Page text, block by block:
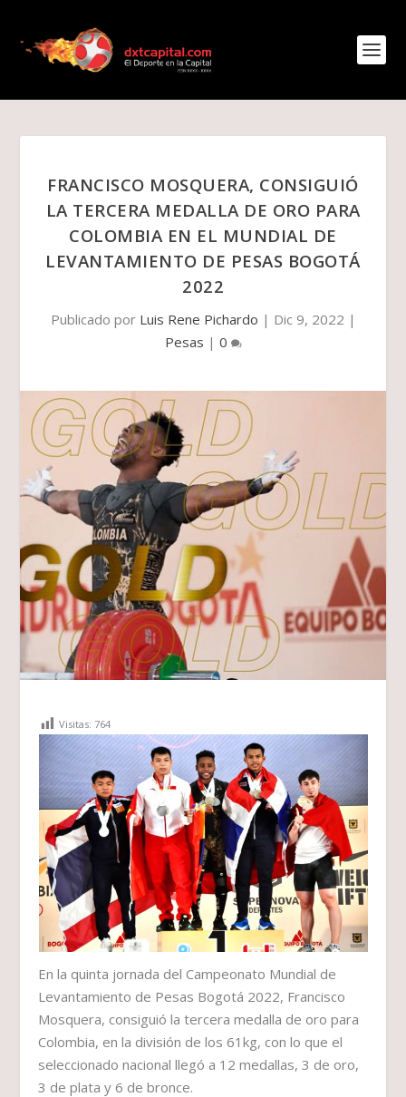
FRANCISCO MOSQUERA, CONSIGUIÓ
LA TERCERA MEDALLA DE ORO PARA
COLOMBIA EN EL MUNDIAL DE
LEVANTAMIENTO DE PESAS BOGOTÁ
2022
Publicado por Luis Rene Pichardo | Dic 9, 2022 |
Pesas | 0
Visitas: 764
En la quinta jornada del Campeonato Mundial de
Levantamiento de Pesas Bogotá 2022, Francisco
Mosquera, consiguió la tercera medalla de oro para
Colombia, en la división de los 61kg, con lo que el
seleccionado nacional llegó a 12 medallas, 3 de oro,
3 de plata y 6 de bronce.